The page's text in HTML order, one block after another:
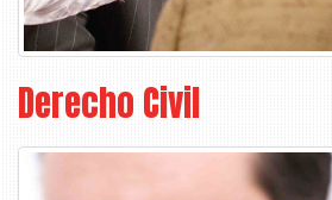
Derecho Civil